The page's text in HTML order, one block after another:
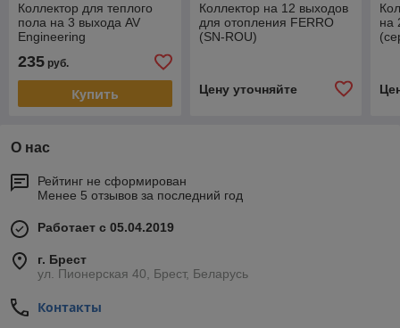
Коллектор для теплого
пола на 3 выхода AV
Engineering
235 руб.
Купить
Коллектор на 12 выходов
для отопления FERRO
(SN-ROU)
Цену уточняйте
на
О нас
Рейтинг не сформирован
Менее 5 отзывов за последний год
Работает с 05.04.2019
г. Брест
ул. Пионерская 40, Брест, Беларусь
Контакты